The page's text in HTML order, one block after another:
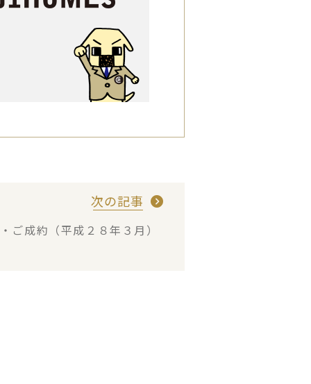
次の記事
ご成約（平成２８年３月）